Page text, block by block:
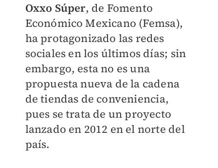
Oxxo Súper, de Fomento
Económico Mexicano (Femsa),
ha protagonizado las redes
sociales en los últimos días; sin
embargo, esta no es una
propuesta nueva de la cadena
de tiendas de conveniencia,
pues se trata de un proyecto
lanzado en 2012 en el norte del
país.